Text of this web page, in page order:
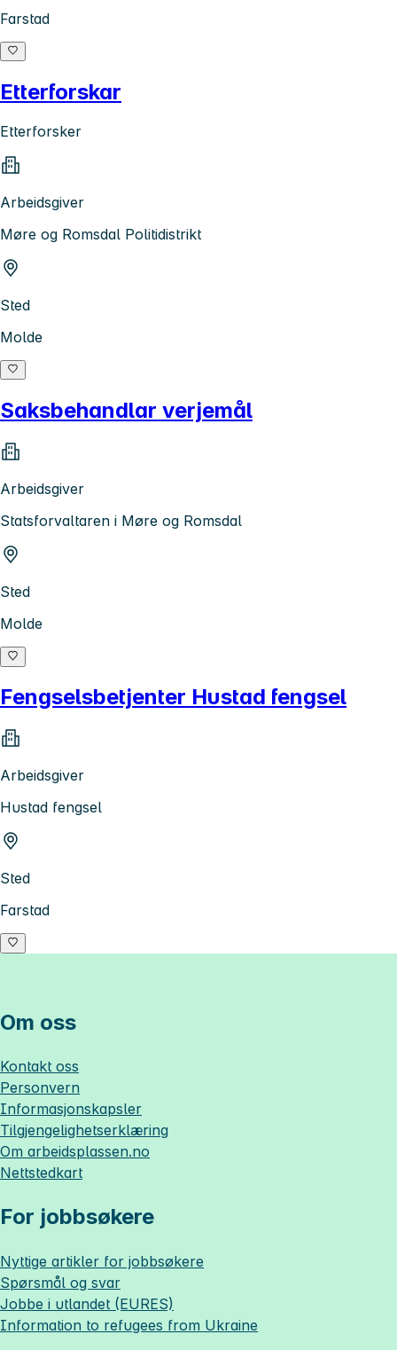
Farstad
Etterforskar
Etterforsker
Arbeidsgiver
Møre og Romsdal Politidistrikt
Sted
Molde
Saksbehandlar verjemål
Arbeidsgiver
Statsforvaltaren i Møre og Romsdal
Sted
Molde
Fengselsbetjenter Hustad fengsel
Arbeidsgiver
Hustad fengsel
Sted
Farstad
Om oss
Kontakt oss
Personvern
Informasjonskapsler
Tilgjengelighetserklæring
Om arbeidsplassen.no
Nettstedkart
For jobbsøkere
Nyttige artikler for jobbsøkere
Spørsmål og svar
Jobbe i utlandet (EURES)
Information to refugees from Ukraine